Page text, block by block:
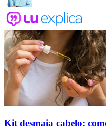
Kit desmaia cabelo: